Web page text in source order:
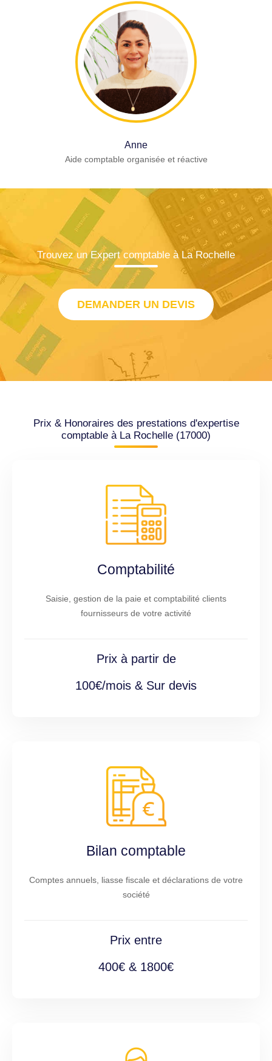
Anne
Aide comptable organisée et réactive
Trouvez un Expert comptable à La Rochelle
DEMANDER UN DEVIS
Prix & Honoraires des prestations d'expertise
comptable à La Rochelle (17000)
Comptabilité
Saisie, gestion de la paie et comptabilité clients
fournisseurs de votre activité
Prix à partir de
100€/mois & Sur devis
Bilan comptable
Comptes annuels, liasse fiscale et déclarations de votre
société
Prix entre
400€ & 1800€